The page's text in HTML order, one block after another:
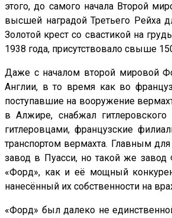
этого, до самого начала Второй
высшей наградой Третьего Рейха
Золотой крест со свастикой на
1938 года, присутствовало свыше
Даже с началом второй мировой
Англии, в то время как во
поступавшие на вооружение
в Алжире, снабжал
гитлеровцами, французские
транспортом вермахта. Главным
завод в Пуасси, но такой же
«Форд», как и её мощный
нанесённый их собственности на
«Форд» был далеко не